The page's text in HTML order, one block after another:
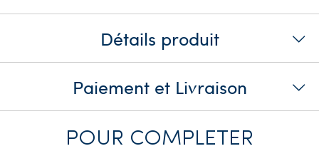
Détails produit
Paiement et Livraison
POUR COMPLETER